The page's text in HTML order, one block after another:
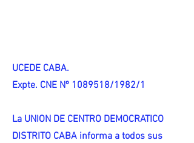
UCEDE CABA.
Expte. CNE Nº 1089518/1982/1
La UNION DE CENTRO DEMOCRATICO
DISTRITO CABA informa a todos sus